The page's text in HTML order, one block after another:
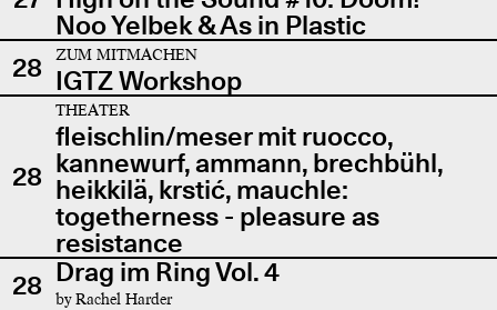
Noo Yelbek & As in Plastic
28
ZUM MITMACHEN
IGTZ Workshop
28
THEATER
fleischlin/meser mit ruocco,
kannewurf, ammann, brechbühl,
heikkilä, krstić, mauchle:
togetherness - pleasure as
resistance
28 Drag im Ring Vol. 4
by Rachel Harder